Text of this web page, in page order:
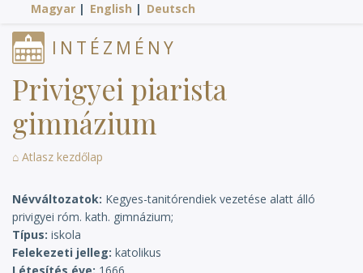
Magyar English Deutsch
INTÉZMÉNY
Privigyei piarista
gimnázium
⌂ Atlasz kezdőlap
Névváltozatok Kegyes-tanitórendiek vezetése alatt álló
privigyei róm. kath. gimnázium;
Típus iskola
Felekezeti jelleg katolikus